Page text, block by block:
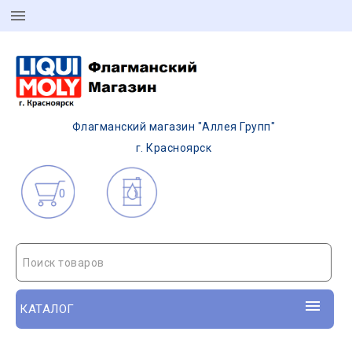
Флагманский магазин "Аллея Групп"
г. Красноярск
0
Поиск товаров
КАТАЛОГ